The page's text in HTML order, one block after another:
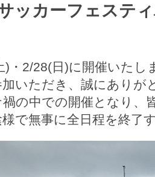
ッカーフェステ
)・2/28(日)に開催いた
加いただき、誠にありが
禍の中での開催となり、
で無事に全日程を終了